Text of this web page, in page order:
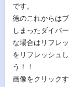
です。
徳のこれからは
しまったダイバ
な場合はリフレ
をリフレッシュ
う！！
画像をクリック